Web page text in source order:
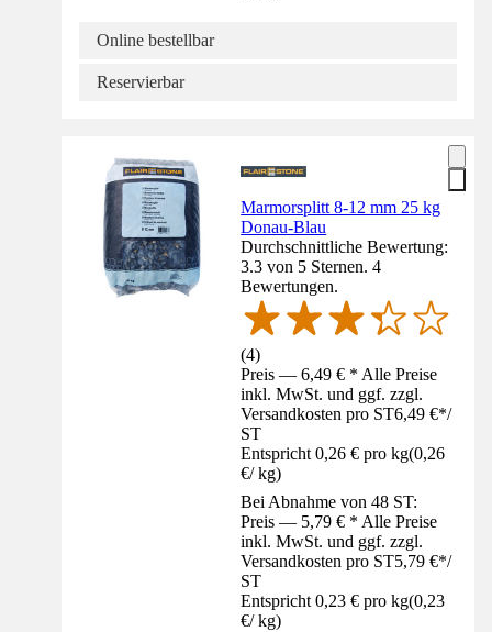
Online bestellbar
Reservierbar
Marmorsplitt 8-12 mm 25 kg
Donau-Blau
Durchschnittliche Bewertung:
3.3 von 5 Sternen. 4
Bewertungen.
(4)
Preis — 6,49 € * Alle Preise
inkl. MwSt. und ggf. zzgl.
Versandkosten pro ST6,49 €*/
ST
Entspricht 0,26 € pro kg(0,26
€/ kg)
Bei Abnahme von 48 ST:
Preis — 5,79 € * Alle Preise
inkl. MwSt. und ggf. zzgl.
Versandkosten pro ST5,79 €*/
ST
Entspricht 0,23 € pro kg(0,23
€/ kg)